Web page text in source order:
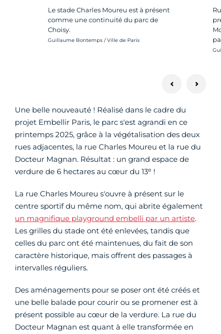
Le stade Charles Moureu est à présent
comme une continuité du parc de
Choisy.
Crédit photo :
Guillaume Bontemps / Ville de Paris
Une belle nouveauté ! Réalisé dans le cadre du
projet Embellir Paris, le parc s'est agrandi en ce
printemps 2025, grâce à la végétalisation des deux
rues adjacentes, la rue Charles Moureu et la rue du
Docteur Magnan. Résultat : un grand espace de
verdure de 6 hectares au cœur du 13e !
La rue Charles Moureu s'ouvre à présent sur le
centre sportif du même nom, qui abrite également
un magnifique playground embelli par un artiste.
Les grilles du stade ont été enlevées, tandis que
celles du parc ont été maintenues, du fait de son
caractère historique, mais offrent des passages à
intervalles réguliers.
Des aménagements pour se poser ont été créés et
une belle balade pour courir ou se promener est à
présent possible au cœur de la verdure. La rue du
Docteur Magnan est quant à elle transformée en